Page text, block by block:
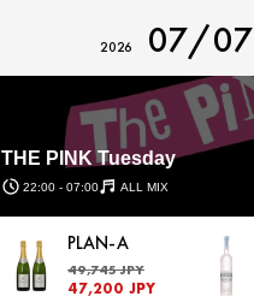
2026 07/07
THE PINK Tuesday
22:00 - 07:00 ALL MIX
PLAN-A
49,745 JPY
47,200 JPY